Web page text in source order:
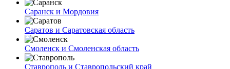
Саранск и Мордовия
Саратов и Саратовская область
Смоленск и Смоленская область
Ставрополь и Ставропольский край